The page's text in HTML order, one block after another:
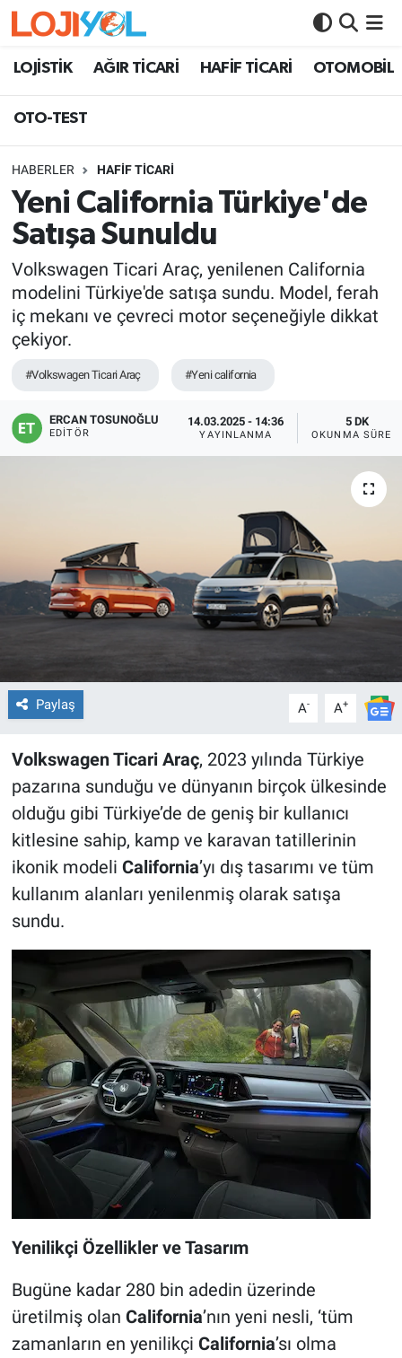
LOJİSTİK AĞIR TİCARİ HAFİF TİCARİ OTOMOBİL
OTO-TEST
HABERLER HAFİF TİCARİ
Yeni California Türkiye'de
Satışa Sunuldu
Volkswagen Ticari Araç, yenilenen California
modelini Türkiye'de satışa sundu. Model, ferah
iç mekanı ve çevreci motor seçeneğiyle dikkat
çekiyor.
#Volkswagen Ticari Araç #Yeni california
ERCAN TOSUNOĞLU
EDITÖR
14.03.2025 - 14:36
YAYINLANMA
5 DK
OKUNMA SÜRESI
Paylaş A- A+
Volkswagen Ticari Araç, 2023 yılında Türkiye
pazarına sunduğu ve dünyanın birçok ülkesinde
olduğu gibi Türkiye’de de geniş bir kullanıcı
kitlesine sahip, kamp ve karavan tatillerinin
ikonik modeli California’yı dış tasarımı ve tüm
kullanım alanları yenilenmiş olarak satışa
sundu.
Yenilikçi Özellikler ve Tasarım
Bugüne kadar 280 bin adedin üzerinde
üretilmiş olan California’nın yeni nesli, ‘tüm
zamanların en yenilikçi California’sı olma
OTO-TEST